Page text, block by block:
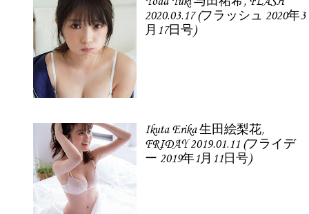
2020.03.17 (フラッシュ 2020年3
月17日号)
Ikuta Erika 生田絵梨花,
FRIDAY 2019.01.11 (フライデ
ー 2019年1月11日号)